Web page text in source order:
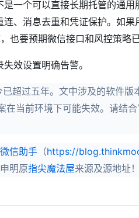
一个可以直接长期托管的通
、消息去重和凭证保护。如
要预期微信接口和风控策略已
效设置明确告警。
超过五年。文中涉及的软件版
在当前环境下可能失效。请结
信助手 （https://
明原指尖魔法屋来源及源地址！